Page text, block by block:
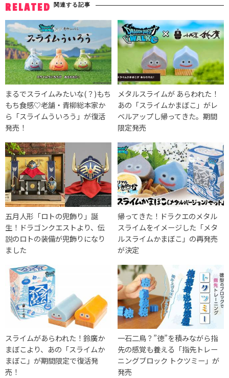
RELATED 関連する記事
まるでスライムみたいな(？)もち
もち食感♡老舗・青柳総本家か
ら「スライムういろう」が復活
発売！
メタルスライムが あらわれた！
あの「スライムかまぼこ」がレ
ベルアップし帰ってきた。期間
限定発売
五月人形「ロトの兜飾り」誕
生！ドラゴンクエストより、伝
説のロトの装備が兜飾りになり
ました
帰ってきた！ドラクエのメタル
スライムをイメージした「メタ
ルスライムかまぼこ」の再発売
が決定
スライムがあらわれた！鈴廣か
まぼこより、あの「スライムか
まぼこ」が期間限定で復活発
売！
一石二鳥？”徳”を積みながら指
先の感覚も養える「指先トレー
ニングブロック トクツミー」が
発売